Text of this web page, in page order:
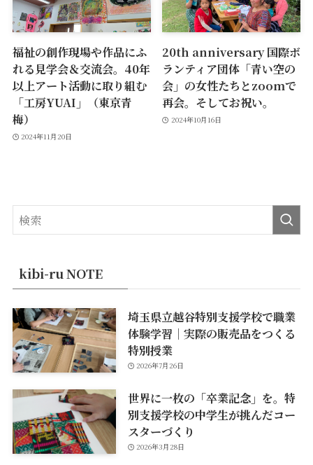
福祉の創作現場や作品にふ
れる見学会＆交流会。40年
以上アート活動に取り組む
「工房YUAI」（東京青
梅）
2024年11月20日
20th anniversary 国際ボ
ランティア団体「青い空の
会」の女性たちとzoomで
再会。そしてお祝い。
2024年10月16日
kibi-ru NOTE
埼玉県立越谷特別支援学校で職業
体験学習｜実際の販売品をつくる
特別授業
2026年7月26日
世界に一枚の「卒業記念」を。特
別支援学校の中学生が挑んだコー
スターづくり
2026年3月28日